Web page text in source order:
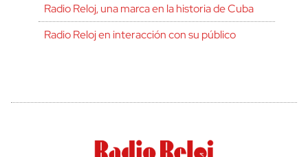
Radio Reloj, una marca en la historia de Cuba
Radio Reloj en interacción con su público